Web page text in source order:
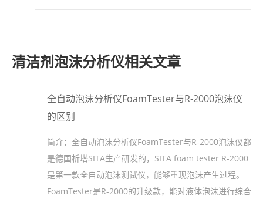
清洁剂泡沫分析仪相关文章
全自动泡沫分析仪FoamTester与R-2000泡沫仪
的区别
简介： 全自动泡沫分析仪FoamTester与R-2000泡沫仪都
是德国析塔SITA生产研发的，SITA foam tester R-2000
是第一款全自动泡沫测试仪，能够重现泡沫产生过程。
FoamTester是R-2000的升级款，能对液体泡沫进行综合